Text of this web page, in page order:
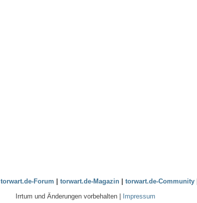
torwart.de-Forum torwart.de-Magazin| torwart.de-Community|
Irrtum und Änderungen vorbehalten |
Impressum